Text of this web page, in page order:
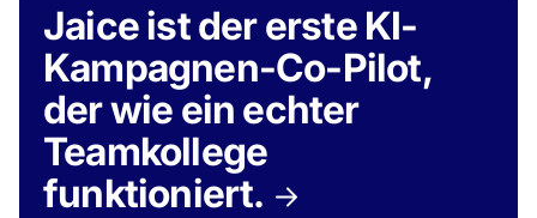
Jaice ist der erste KI-
Kampagnen-Co-Pilot,
der wie ein echter
Teamkollege
funktioniert.